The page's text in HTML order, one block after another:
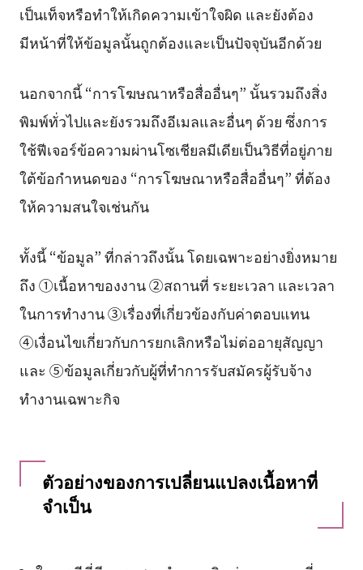
เป็นเท็จหรือทำให้เกิดความเข้าใจผิด และยังต้อง
มีหน้าที่ให้ข้อมูลนั้นถูกต้องและเป็นปัจจุบันอีกด้วย
นอกจากนี้ “การโฆษณาหรือสื่ออื่นๆ” นั้นรวมถึงสิ่ง
พิมพ์ทั่วไปและยังรวมถึงอีเมลและอื่นๆ ด้วย ซึ่งการ
ใช้ฟีเจอร์ข้อความผ่านโซเชียลมีเดียเป็นวิธีที่อยู่ภาย
ใต้ข้อกำหนดของ “การโฆษณาหรือสื่ออื่นๆ” ที่ต้อง
ให้ความสนใจเช่นกัน
ทั้งนี้ “ข้อมูล” ที่กล่าวถึงนั้น โดยเฉพาะอย่างยิ่งหมาย
ถึง ①เนื้อหาของงาน ②สถานที่ ระยะเวลา และเวลา
ในการทำงาน ③เรื่องที่เกี่ยวข้องกับค่าตอบแทน
④เงื่อนไขเกี่ยวกับการยกเลิกหรือไม่ต่ออายุสัญญา
และ ⑤ข้อมูลเกี่ยวกับผู้ที่ทำการรับสมัครผู้รับจ้าง
ทำงานเฉพาะกิจ
ตัวอย่างของการเปลี่ยนแปลงเนื้อหาที่
จำเป็น